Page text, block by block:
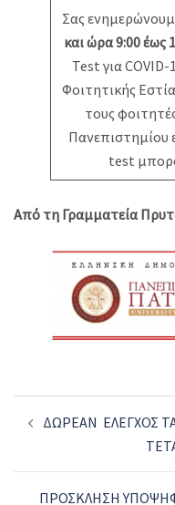
Σας
και ώρα 9:00 έως
Test για
Φοιτητικής
τους
Πανεπιστημίου
test
Από τη Γραμματεία
navigation
ΔΩΡΕΑΝ ΕΛΕΓΧΟΣ
ΠΡΟΣΚΛΗΣΗ